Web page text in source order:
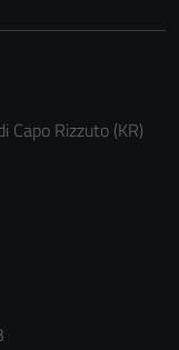
Capo Rizzuto (KR)
da